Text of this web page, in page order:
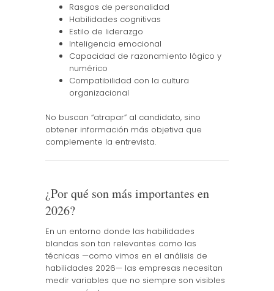
Rasgos de personalidad
Habilidades cognitivas
Estilo de liderazgo
Inteligencia emocional
Capacidad de razonamiento lógico y
numérico
Compatibilidad con la cultura
organizacional
No buscan “atrapar” al candidato, sino
obtener información más objetiva que
complemente la entrevista.
¿Por qué son más importantes en
2026?
En un entorno donde las habilidades
blandas son tan relevantes como las
técnicas —como vimos en el análisis de
habilidades 2026— las empresas necesitan
medir variables que no siempre son visibles